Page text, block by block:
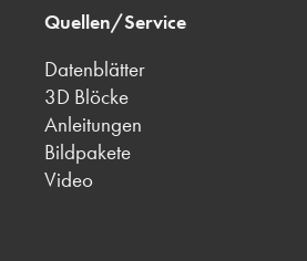
Quellen/Service
Datenblätter
3D Blöcke
Anleitungen
Bildpakete
Video